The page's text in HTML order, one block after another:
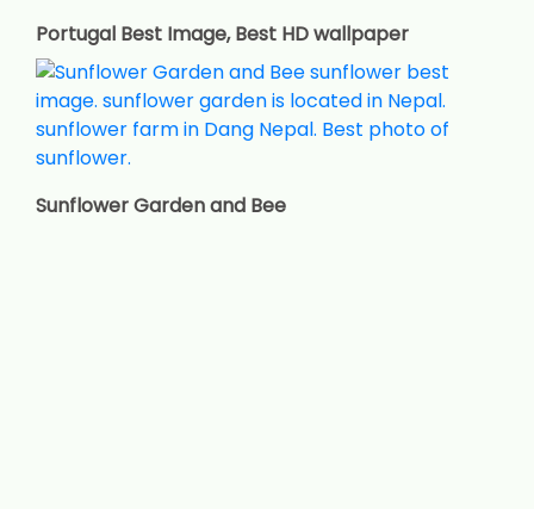
Portugal Best Image, Best HD wallpaper
Sunflower Garden and Bee